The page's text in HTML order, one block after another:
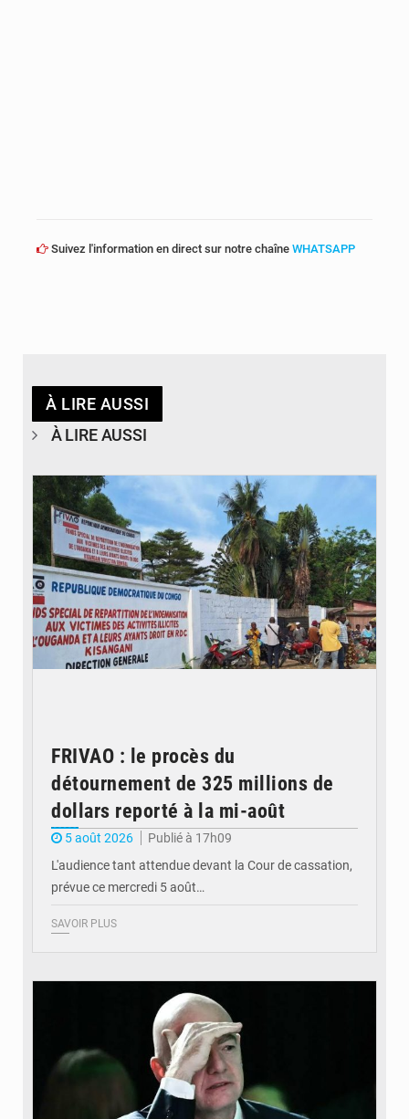
Suivez l'information en direct sur notre chaîne WHATSAPP
À LIRE AUSSI
À LIRE AUSSI
FRIVAO : le procès du
détournement de 325 millions de
dollars reporté à la mi-août
5 août 2026
Publié à 17h09
L'audience tant attendue devant la Cour de cassation,
prévue ce mercredi 5 août…
SAVOIR PLUS